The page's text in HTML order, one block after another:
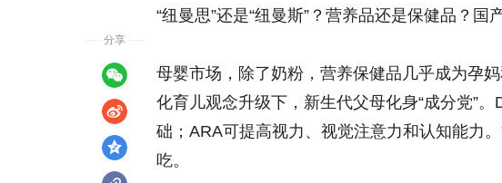
“纽曼思”还是“纽曼斯”？营养品还是保健品？国
母婴市场，除了奶粉，营养保健品几乎成为孕
化育儿观念升级下，新生代父母化身“成分党”
础；ARA可提高视力、视觉注意力和认知能力
吃。
分享